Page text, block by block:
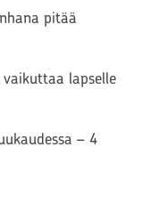
pitää
lapselle
– 4